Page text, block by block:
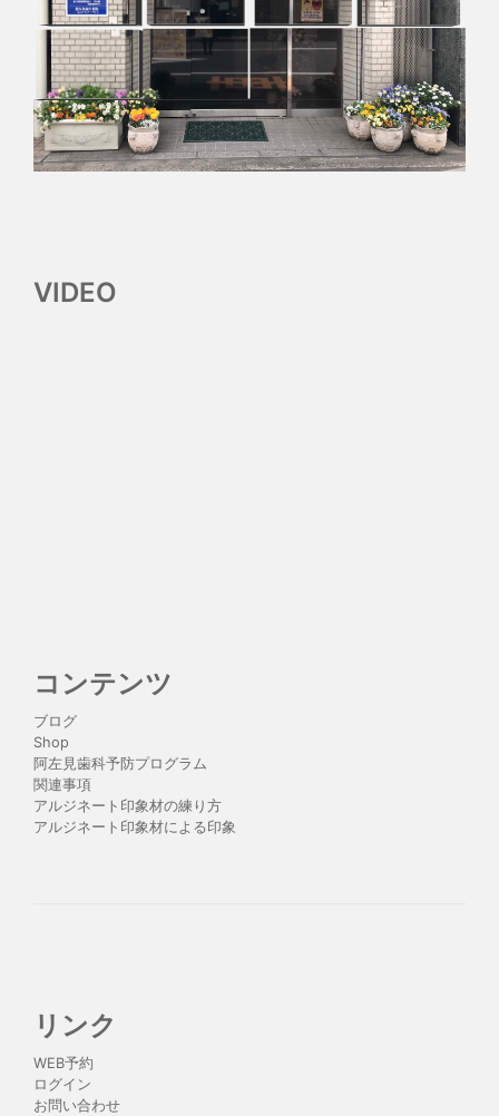
VIDEO
コンテンツ
ブログ
Shop
阿左見歯科予防プログラム
関連事項
アルジネート印象材の練り方
アルジネート印象材による印象
リンク
WEB予約
ログイン
お問い合わせ